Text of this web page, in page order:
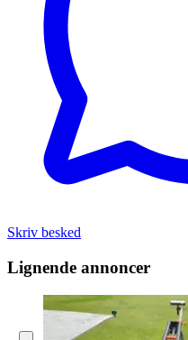
Skriv besked
Lignende annoncer